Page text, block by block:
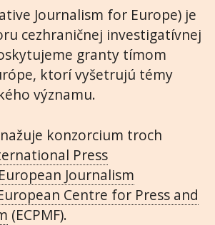
Journalism for Europe) je
cezhraničnej investigatívnej
granty tímom
ktorí vyšetrujú témy
významu.
konzorcium troch
Press
European Journalism
Centre for Press and
(ECPMF).